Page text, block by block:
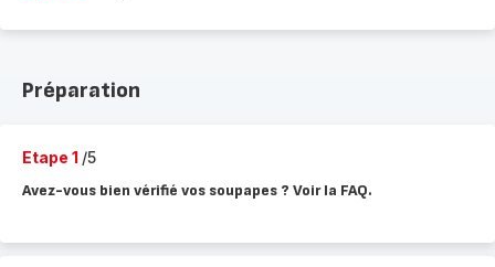
Préparation
Etape 1 /5
Avez-vous bien vérifié vos soupapes ? Voir la FAQ.